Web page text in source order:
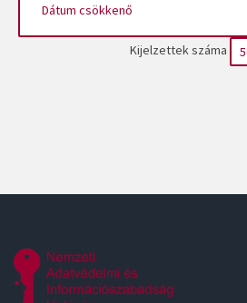
Kijelzettek száma